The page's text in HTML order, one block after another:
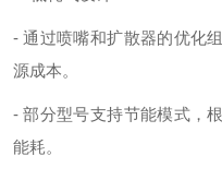
- 通过喷嘴和扩散器的优化
源成本。
- 部分型号支持节能模式，
能耗。